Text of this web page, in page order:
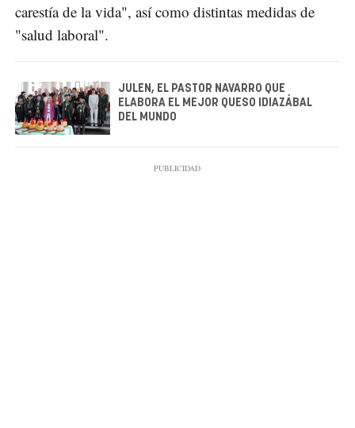
carestía de la vida", así como distintas medidas de
"salud laboral".
JULEN, EL PASTOR NAVARRO QUE
ELABORA EL MEJOR QUESO IDIAZÁBAL
DEL MUNDO